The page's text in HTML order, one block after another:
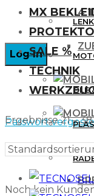
4
Passwort
Noch kein
ÖLE
MX
SALE %
TECHNIK
Ergebnisse 21 –